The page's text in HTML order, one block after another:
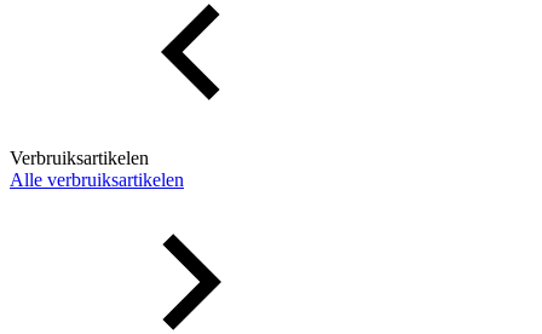
Verbruiksartikelen
Alle verbruiksartikelen